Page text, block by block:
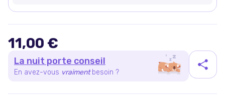
11,00 €
La nuit porte conseil
En avez-vous vraiment besoin ?